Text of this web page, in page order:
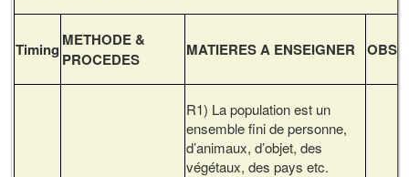
Timing METHODE &
PROCEDES
MATIERES A ENSEIGNER OBS
R1) La population est un
ensemble fini de personne,
d’animaux, d’objet, des
végétaux, des pays etc.